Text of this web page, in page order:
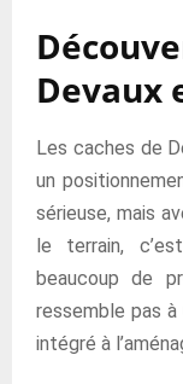
Devaux
Les caches de
un
sérieuse, mais
le terrain,
beaucoup de
ressemble pas à
intégré à